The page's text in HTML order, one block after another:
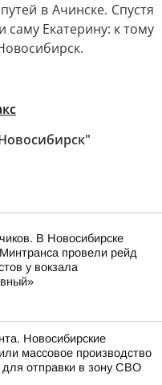
в Ачинске. Спустя
саму Екатерину: к тому
В Новосибирске
провели рейд
у вокзала
Новосибирские
массовое производство
для отправки в зону СВО